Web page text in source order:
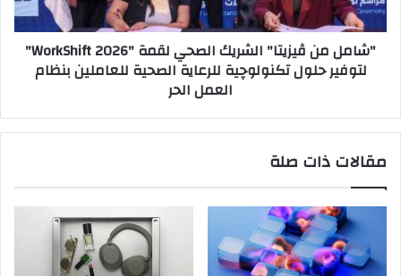
2026"
لتوفير
حلول
تكنولوچية
للعاملين
العمل
"شامل من ڤيزيتا" الشريك الصحي لقمة "WorkShift 2026"
لتوفير حلول تكنولوچية للرعاية الصحية للعاملين بنظام
العمل الحر
مقالات ذات صلة